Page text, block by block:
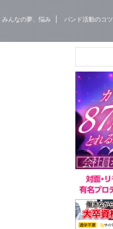
みんなの夢、悩み バンド活動のコツ